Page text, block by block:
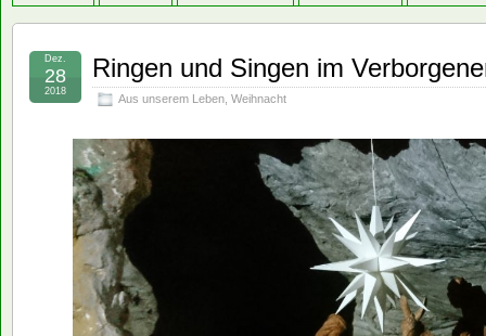
Ringen und Singen im
Aus unserem Leben Weihnacht
Dez.
28
2018